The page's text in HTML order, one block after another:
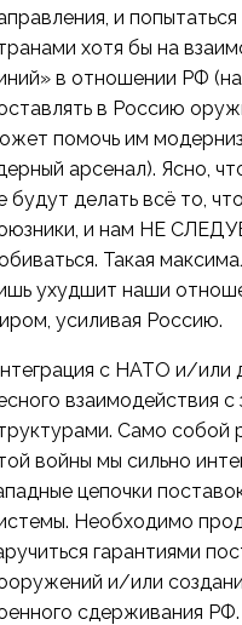
и
хотя бы на
в отношении РФ
в Россию
помочь им
арсенал). Ясно,
будут делать всё то,
и нам НЕ
Такая
ухудшит наши
усиливая Россию.
с НАТО и/или
взаимодействия
Само собой
войны мы сильно
цепочки
Необходимо
гарантиями
и/или
сдерживания